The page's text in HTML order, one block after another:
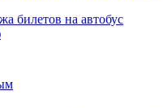
билетов на автобус